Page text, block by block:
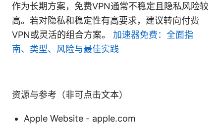
作为长期方案，免费VPN通常不稳定且隐私风险较
高。若对隐私和稳定性有高要求，建议转向付费
VPN或灵活的组合方案。 加速器免费：全面指
南、类型、风险与最佳实践
资源与参考（非可点击文本）
Apple Website - apple.com